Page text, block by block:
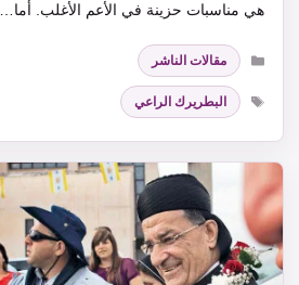
هي مناسبات حزينة في الأعم الأغلب. أما…
التصنيفات
مقالات الناشر
الوسوم
البطريرك الراعي